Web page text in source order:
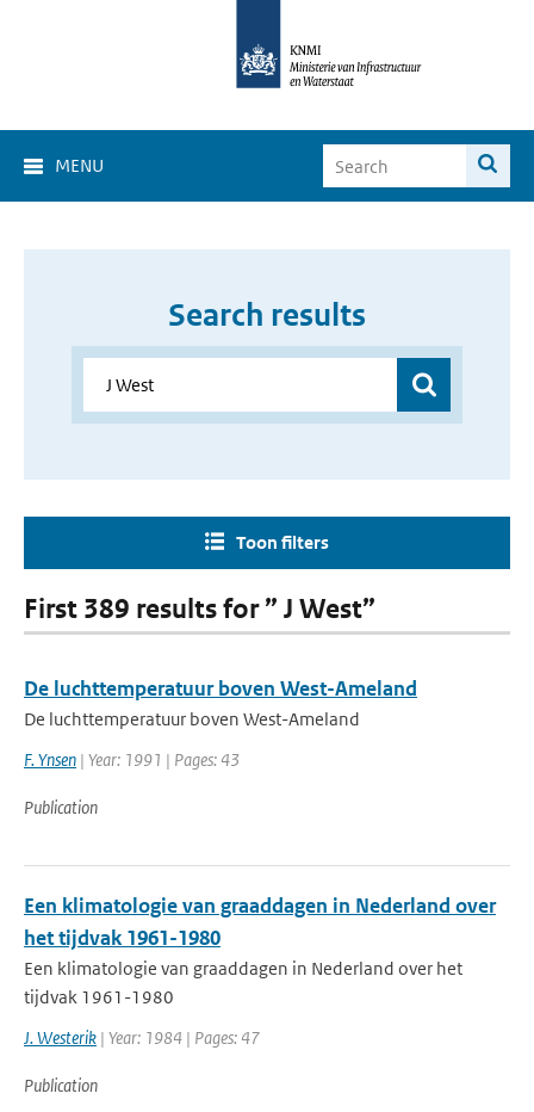
MENU
Search results
Toon filters
First 389 results for ” J West”
De luchttemperatuur boven West-Ameland
De luchttemperatuur boven West-Ameland
F. Ynsen | Year: 1991 | Pages: 43
Publication
Een klimatologie van graaddagen in Nederland over
het tijdvak 1961-1980
Een klimatologie van graaddagen in Nederland over het
tijdvak 1961-1980
J. Westerik | Year: 1984 | Pages: 47
Publication